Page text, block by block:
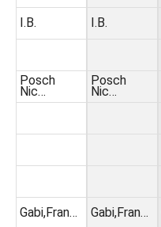
I.B.
Posch
Nic…
Gabi,Fran…
I.B.
Posch
Nic…
Gabi,Fran…